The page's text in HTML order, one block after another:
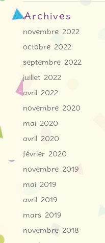
Archives
novembre 2022
octobre 2022
septembre 2022
juillet 2022
avril 2022
novembre 2020
mai 2020
avril 2020
février 2020
novembre 2019
mai 2019
avril 2019
mars 2019
novembre 2018